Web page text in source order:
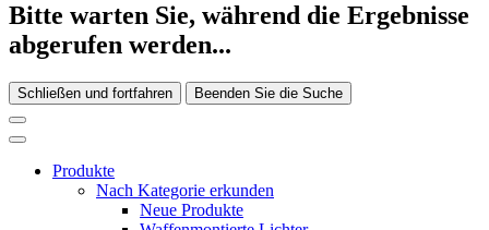
Bitte warten Sie, während die Ergebnisse
abgerufen werden...
Schließen und fortfahren Beenden Sie die Suche
Produkte
Nach Kategorie erkunden
Neue Produkte